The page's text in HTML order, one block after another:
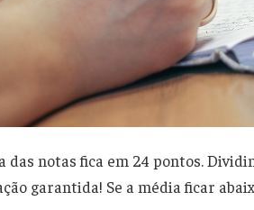
das notas fica em 24 pontos.
garantida! Se a média ficar